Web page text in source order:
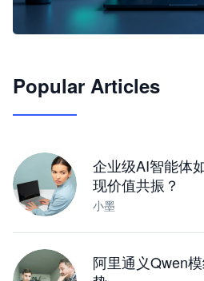
JimoClaw 桌面 AI Agent 工
Popular Articles
企业级AI智能体
现价值共振？
小墨
阿里通义Qwen